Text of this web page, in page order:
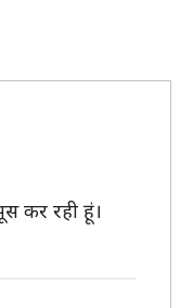
कर रही हूं।